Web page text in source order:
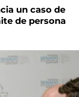
un caso de
de persona